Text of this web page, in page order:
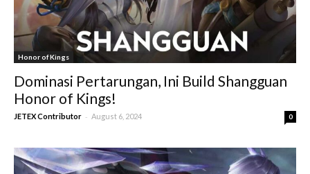
Honor of Kings
Dominasi Pertarungan, Ini Build Shangguan
Honor of Kings!
JETEX Contributor - August 6, 2024 0